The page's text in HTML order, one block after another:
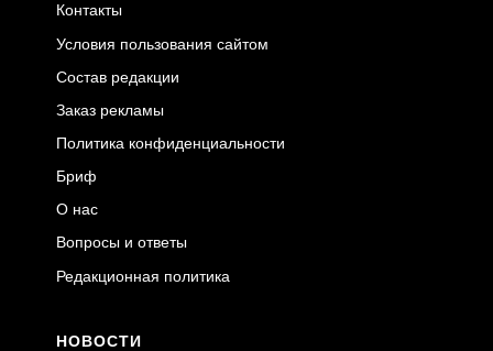
Контакты
Условия пользования сайтом
Состав редакции
Заказ рекламы
Политика конфиденциальности
Бриф
О нас
Вопросы и ответы
Редакционная политика
НОВОСТИ